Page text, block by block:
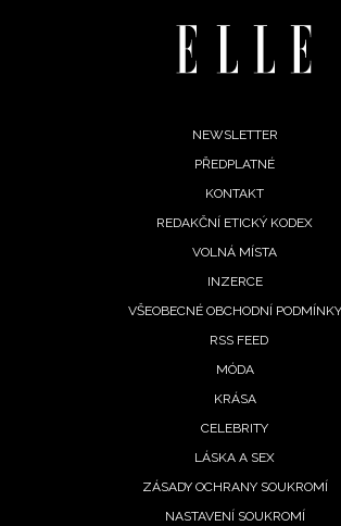
NEWSLETTER
PŘEDPLATNÉ
KONTAKT
REDAKČNÍ ETICKÝ KODEX
VOLNÁ MÍSTA
INZERCE
VŠEOBECNÉ OBCHODNÍ PODMÍNKY
RSS FEED
MÓDA
KRÁSA
CELEBRITY
LÁSKA A SEX
ZÁSADY OCHRANY SOUKROMÍ
NASTAVENÍ SOUKROMÍ